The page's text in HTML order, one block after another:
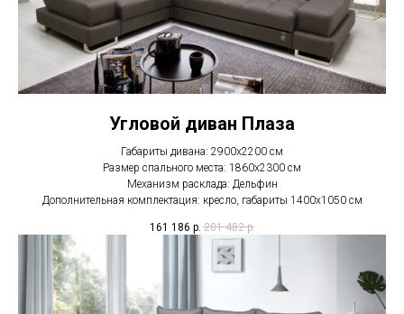
Угловой диван Плаза
Габариты дивана: 2900х2200 см
Размер спального места: 1860х2300 см
Механизм расклада: Дельфин
Дополнительная комплектация: кресло, габариты 1400х1050 см
161 186 р. 201 482 р.